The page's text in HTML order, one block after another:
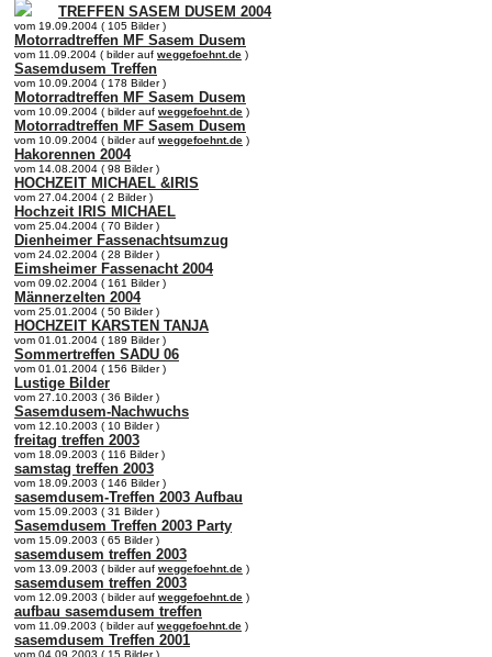
TREFFEN SASEM DUSEM 2004
vom 19.09.2004 ( 105 Bilder )
Motorradtreffen MF Sasem Dusem
vom 11.09.2004 ( bilder auf weggefoehnt.de )
Sasemdusem Treffen
vom 10.09.2004 ( 178 Bilder )
Motorradtreffen MF Sasem Dusem
vom 10.09.2004 ( bilder auf weggefoehnt.de )
Motorradtreffen MF Sasem Dusem
vom 10.09.2004 ( bilder auf weggefoehnt.de )
Hakorennen 2004
vom 14.08.2004 ( 98 Bilder )
HOCHZEIT MICHAEL &IRIS
vom 27.04.2004 ( 2 Bilder )
Hochzeit IRIS MICHAEL
vom 25.04.2004 ( 70 Bilder )
Dienheimer Fassenachtsumzug
vom 24.02.2004 ( 28 Bilder )
Eimsheimer Fassenacht 2004
vom 09.02.2004 ( 161 Bilder )
Männerzelten 2004
vom 25.01.2004 ( 50 Bilder )
HOCHZEIT KARSTEN TANJA
vom 01.01.2004 ( 189 Bilder )
Sommertreffen SADU 06
vom 01.01.2004 ( 156 Bilder )
Lustige Bilder
vom 27.10.2003 ( 36 Bilder )
Sasemdusem-Nachwuchs
vom 12.10.2003 ( 10 Bilder )
freitag treffen 2003
vom 18.09.2003 ( 116 Bilder )
samstag treffen 2003
vom 18.09.2003 ( 146 Bilder )
sasemdusem-Treffen 2003 Aufbau
vom 15.09.2003 ( 31 Bilder )
Sasemdusem Treffen 2003 Party
vom 15.09.2003 ( 65 Bilder )
sasemdusem treffen 2003
vom 13.09.2003 ( bilder auf weggefoehnt.de )
sasemdusem treffen 2003
vom 12.09.2003 ( bilder auf weggefoehnt.de )
aufbau sasemdusem treffen
vom 11.09.2003 ( bilder auf weggefoehnt.de )
sasemdusem Treffen 2001
vom 04.09.2003 ( 15 Bilder )